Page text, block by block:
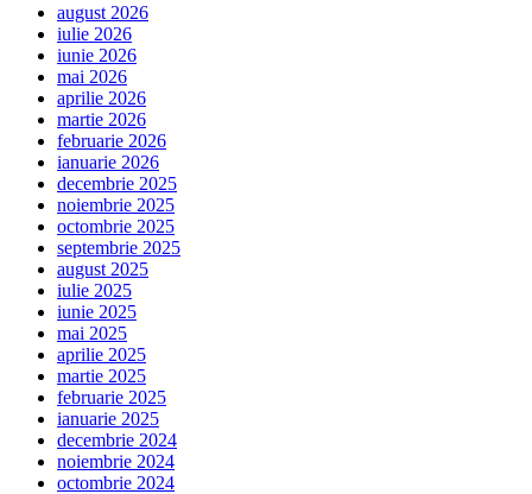
august 2026
iulie 2026
iunie 2026
mai 2026
aprilie 2026
martie 2026
februarie 2026
ianuarie 2026
decembrie 2025
noiembrie 2025
octombrie 2025
septembrie 2025
august 2025
iulie 2025
iunie 2025
mai 2025
aprilie 2025
martie 2025
februarie 2025
ianuarie 2025
decembrie 2024
noiembrie 2024
octombrie 2024